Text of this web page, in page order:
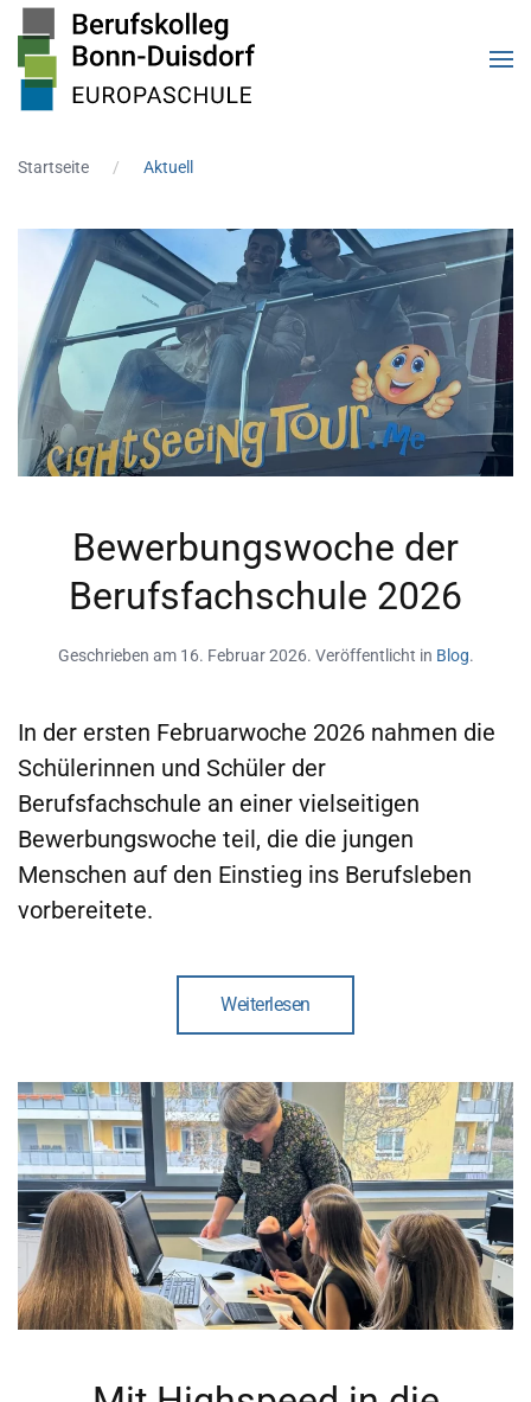
Zum Hauptinhalt springen
Startseite Aktuell
Bewerbungswoche der
Berufsfachschule 2026
Geschrieben am 16. Februar 2026. Veröffentlicht in Blog.
In der ersten Februarwoche 2026 nahmen die
Schülerinnen und Schüler der
Berufsfachschule an einer vielseitigen
Bewerbungswoche teil, die die jungen
Menschen auf den Einstieg ins Berufsleben
vorbereitete.
Weiterlesen